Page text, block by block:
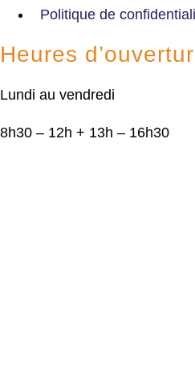
Politique de
Heures
Lundi au vendredi
8h30 – 12h + 13h – 16h30